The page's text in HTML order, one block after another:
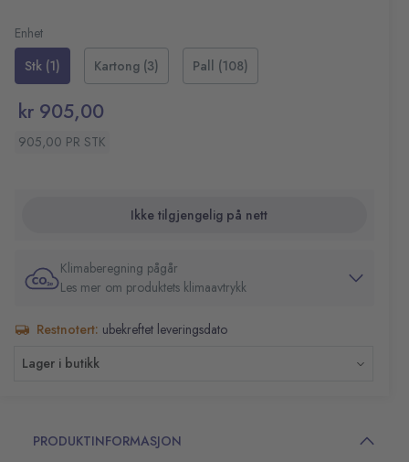
Enhet
Stk (1)
Kartong (3) Pall (108)
kr 905,00
905,00 PR STK
Ikke tilgjengelig på nett
Klimaberegning pågår
Les mer om produktets klimaavtrykk
Restnotert: ubekreftet leveringsdato
Lager i butikk
PRODUKTINFORMASJON